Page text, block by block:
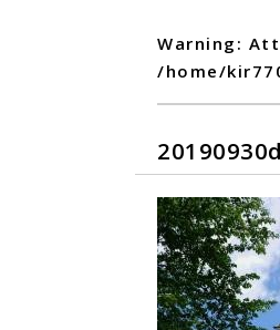
Warning :
/home/